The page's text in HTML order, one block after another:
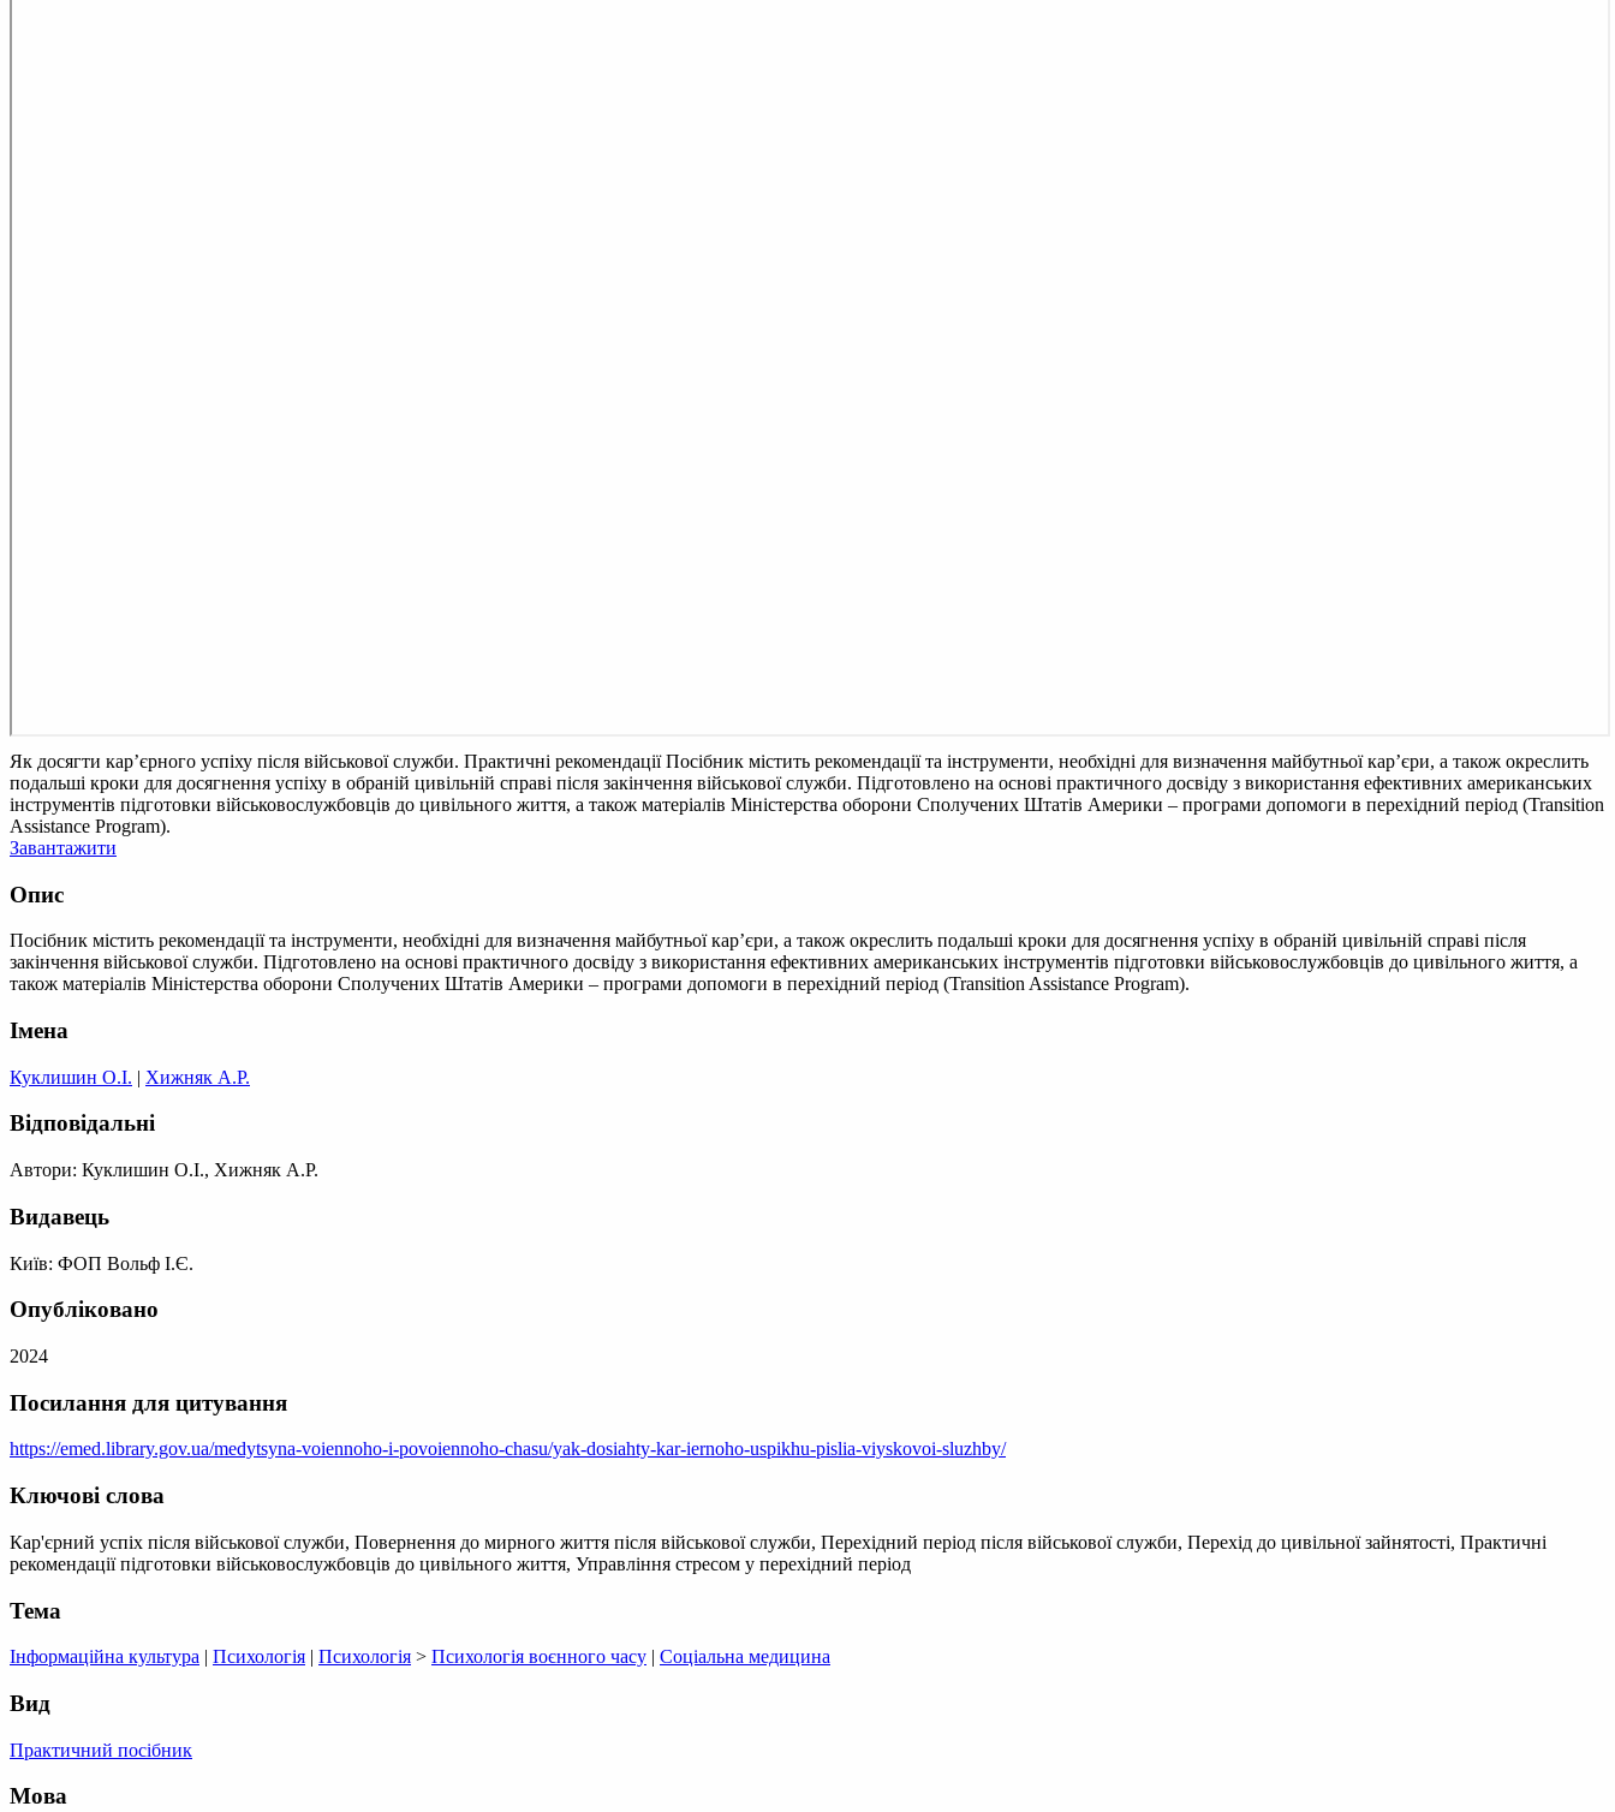
Як досягти кар’єрного успіху після військової служби. Практичні рекомендаціїПосібник містить рекомендації та інструменти, необхідні для визначення майбутньої кар’єри, а також окреслить
подальші кроки для досягнення успіху в обраній цивільній справі після закінчення військової служби. Підготовлено на основі практичного досвіду з використання ефективних американських
інструментів підготовки військовослужбовців до цивільного життя, а також матеріалів Міністерства оборони Сполучених Штатів Америки – програми допомоги в перехідний період (Transition
Assistance Program).
Завантажити
Опис
Посібник містить рекомендації та інструменти, необхідні для визначення майбутньої кар’єри, а також окреслить подальші кроки для досягнення успіху в обраній цивільній справі після
закінчення військової служби. Підготовлено на основі практичного досвіду з використання ефективних американських інструментів підготовки військовослужбовців до цивільного життя, а
також матеріалів Міністерства оборони Сполучених Штатів Америки – програми допомоги в перехідний період (Transition Assistance Program).
Імена
Куклишин О.І. | Хижняк А.Р.
Відповідальні
Автори: Куклишин О.І., Хижняк А.Р.
Видавець
Київ: ФОП Вольф І.Є.
Опубліковано
2024
Посилання для цитування
https://emed.library.gov.ua/medytsyna-voiennoho-i-povoiennoho-chasu/yak-dosiahty-kar-iernoho-uspikhu-pislia-viyskovoi-sluzhby/
Ключові слова
Кар'єрний успіх після військової служби, Повернення до мирного життя після військової служби, Перехідний період після військової служби, Перехід до цивільної зайнятості, Практичні
рекомендації підготовки військовослужбовців до цивільного життя, Управління стресом у перехідний період
Тема
Інформаційна культура | Психологія | Психологія > Психологія воєнного часу | Соціальна медицина
Вид
Практичний посібник
Мова